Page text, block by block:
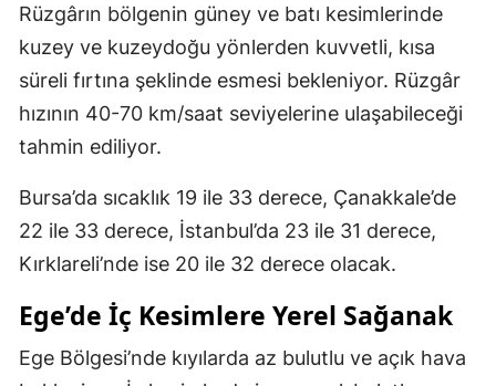
Rüzgârın bölgenin güney ve batı kesimlerinde
kuzey ve kuzeydoğu yönlerden kuvvetli, kısa
süreli fırtına şeklinde esmesi bekleniyor. Rüzgâr
hızının 40-70 km/saat seviyelerine ulaşabileceği
tahmin ediliyor.
Bursa’da sıcaklık 19 ile 33 derece, Çanakkale’de
22 ile 33 derece, İstanbul’da 23 ile 31 derece,
Kırklareli’nde ise 20 ile 32 derece olacak.
Ege’de İç Kesimlere Yerel Sağanak
Ege Bölgesi’nde kıyılarda az bulutlu ve açık hava